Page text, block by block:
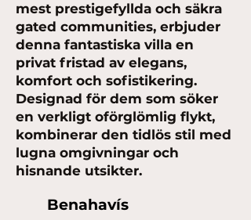
mest prestigefyllda och säkra
gated communities, erbjuder
denna fantastiska villa en
privat fristad av elegans,
komfort och sofistikering.
Designad för dem som söker
en verkligt oförglömlig flykt,
kombinerar den tidlös stil med
lugna omgivningar och
hisnande utsikter.
Benahavís